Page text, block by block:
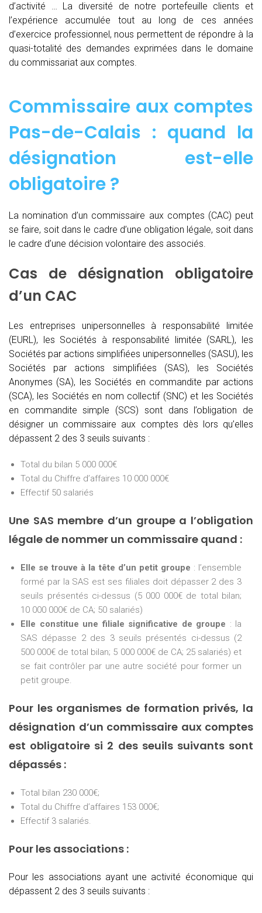
d’activité … La diversité de notre portefeuille clients et
l’expérience accumulée tout au long de ces années
d’exercice professionnel, nous permettent de répondre à la
quasi-totalité des demandes exprimées dans le domaine
du commissariat aux comptes.
Commissaire aux comptes
Pas-de-Calais : quand la
désignation est-elle
obligatoire ?
La nomination d’un commissaire aux comptes (CAC) peut
se faire, soit dans le cadre d’une obligation légale, soit dans
le cadre d’une décision volontaire des associés.
Cas de désignation obligatoire
d’un CAC
Les entreprises unipersonnelles à responsabilité limitée
(EURL), les Sociétés à responsabilité limitée (SARL), les
Sociétés par actions simplifiées unipersonnelles (SASU), les
Sociétés par actions simplifiées (SAS), les Sociétés
Anonymes (SA), les Sociétés en commandite par actions
(SCA), les Sociétés en nom collectif (SNC) et les Sociétés
en commandite simple (SCS) sont dans l’obligation de
désigner un commissaire aux comptes dès lors qu’elles
dépassent 2 des 3 seuils suivants :
Total du bilan 5 000 000€
Total du Chiffre d’affaires 10 000 000€
Effectif 50 salariés
Une SAS membre d’un groupe a l’obligation
légale de nommer un commissaire quand :
Elle se trouve à la tête d’un petit groupe : l’ensemble
formé par la SAS est ses filiales doit dépasser 2 des 3
seuils présentés ci-dessus (5 000 000€ de total bilan;
10 000 000€ de CA; 50 salariés)
Elle constitue une filiale significative de groupe : la
SAS dépasse 2 des 3 seuils présentés ci-dessus (2
500 000€ de total bilan; 5 000 000€ de CA; 25 salariés) et
se fait contrôler par une autre société pour former un
petit groupe.
Pour les organismes de formation privés, la
désignation d’un commissaire aux comptes
est obligatoire si 2 des seuils suivants sont
dépassés :
Total bilan 230 000€;
Total du Chiffre d’affaires 153 000€;
Effectif 3 salariés.
Pour les associations :
Pour les associations ayant une activité économique qui
dépassent 2 des 3 seuils suivants :